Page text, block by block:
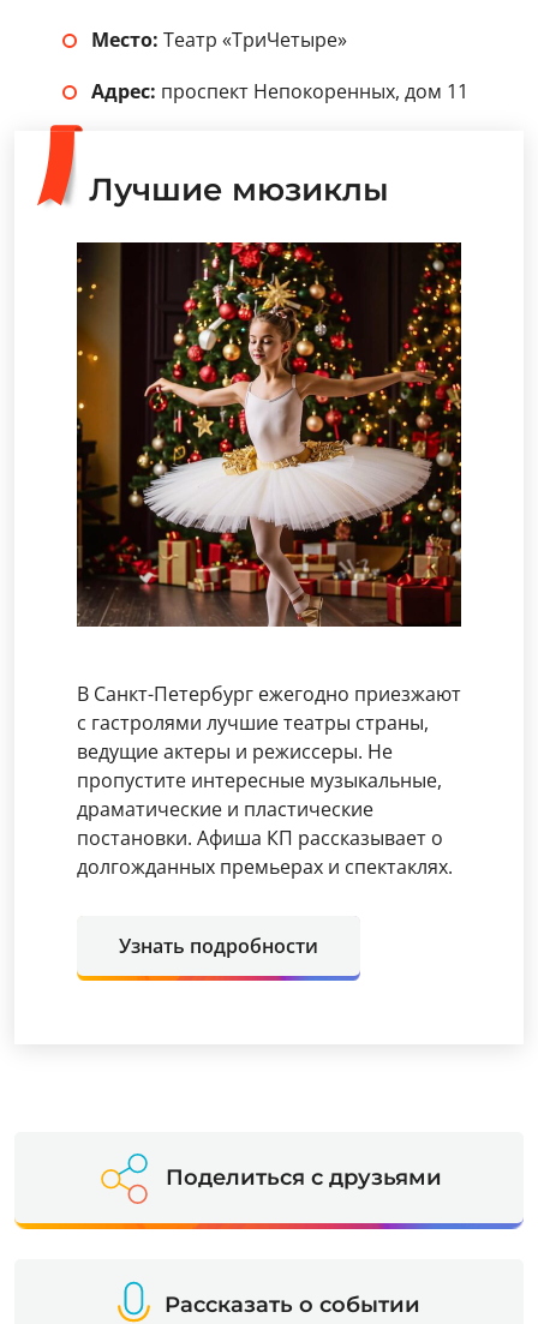
Место: Театр «ТриЧетыре»
Адрес: проспект Непокоренных, дом 11
Лучшие мюзиклы
В Санкт-Петербург ежегодно приезжают
с гастролями лучшие театры страны,
ведущие актеры и режиссеры. Не
пропустите интересные музыкальные,
драматические и пластические
постановки. Афиша КП рассказывает о
долгожданных премьерах и спектаклях.
Узнать подробности
Поделиться с друзьями
Рассказать о событии